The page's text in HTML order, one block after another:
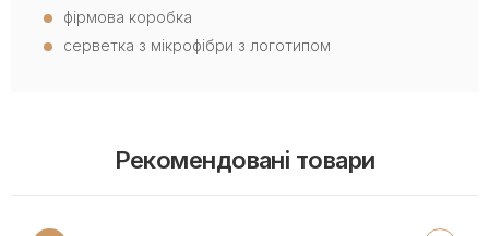
фірмова коробка
серветка з мікрофібри з логотипом
Рекомендовані товари